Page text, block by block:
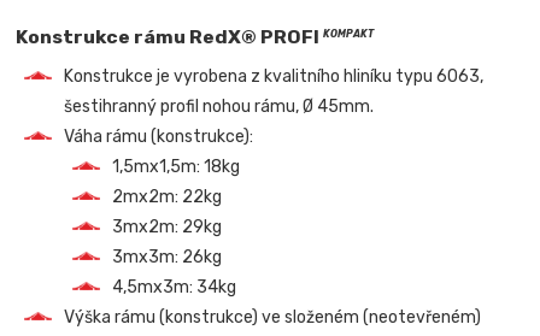
Konstrukce rámu RedX® PROFIKOMPAKT
Konstrukce je vyrobena z kvalitního hliníku typu 6063,
šestihranný profil nohou rámu, Ø 45mm.
Váha rámu (konstrukce):
1,5mx1,5m: 18kg
2mx2m: 22kg
3mx2m: 29kg
3mx3m: 26kg
4,5mx3m: 34kg
Výška rámu (konstrukce) ve složeném (neotevřeném)